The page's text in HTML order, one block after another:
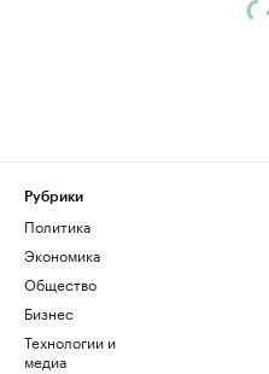
Рубрики
Политика
Экономика
Общество
Бизнес
Технологии и
медиа